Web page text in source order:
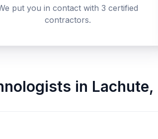
put you in contact with 3 certified
contractors.
in Lachute,